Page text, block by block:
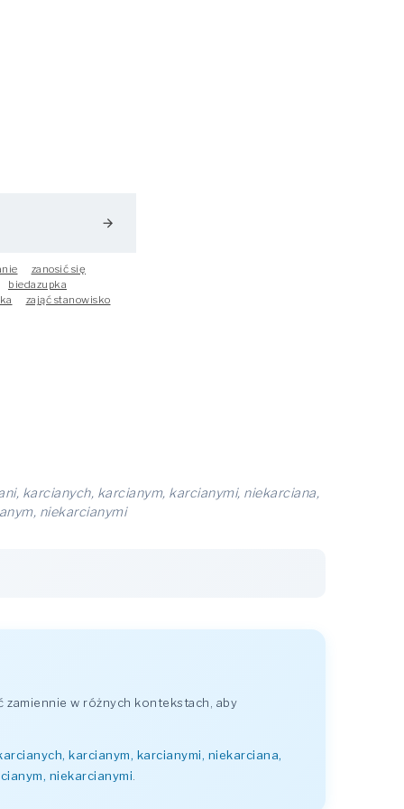
arrow_forward
zanosić się
biedazupka
zająć stanowisko
karcianych, karcianym, karcianymi, niekarciana,
niekarcianymi
zamiennie w różnych kontekstach, aby
karcianym, karcianymi, niekarciana,
niekarcianymi